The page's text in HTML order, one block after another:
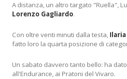
A distanza, un altro targato "Ruella",
Lorenzo Gagliardo.
Con oltre venti minuti dalla testa,
fatto loro la quarta posizione di
Un sabato davvero tanto bello: ha
all'Endurance, ai Pratoni del Vivaro.